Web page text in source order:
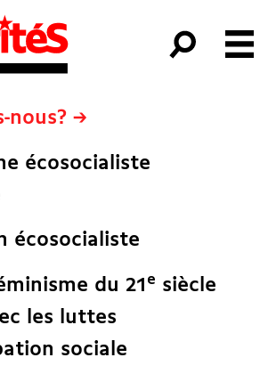
nous? →
écosocialiste
écosocialiste
du 21 e siècle
les luttes
sociale